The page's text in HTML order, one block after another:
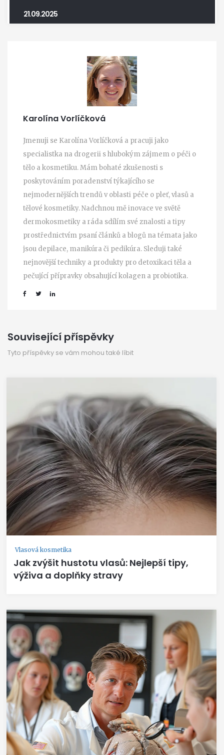
21.09.2025
Karolína Vorlíčková
Jmenuji se Karolína Vorlíčková a pracuji jako
specialistka na drogerii s hlubokým zájmem o péči o
tělo a kosmetiku. Mám bohaté zkušenosti s
poskytováním poradenství týkajícího se
nejmodernějších trendů v oblasti péče o pleť, vlasů a
tělové kosmetiky. Nadchnou mě inovace ve světě
dermokosmetiky a ráda sdílím své znalosti a tipy
prostřednictvím psaní článků a blogů na témata jako
jsou depilace, manikúra či pedikúra. Sleduji také
nejnovější techniky a produkty pro detoxikaci těla a
pečující přípravky obsahující kolagen a probiotika.
Související příspěvky
Tyto příspěvky se vám mohou také líbit
Vlasová kosmetika
Jak zvýšit hustotu vlasů: Nejlepší tipy,
výživa a doplňky stravy